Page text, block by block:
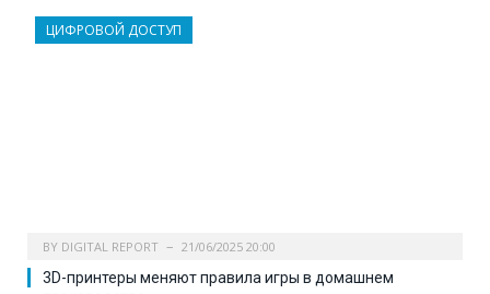
ЦИФРОВОЙ ДОСТУП
BY DIGITAL REPORT 21/06/2025 20:00
3D-принтеры меняют правила игры в домашнем